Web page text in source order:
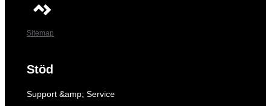
Sitemap
Stöd
Support &amp; Service